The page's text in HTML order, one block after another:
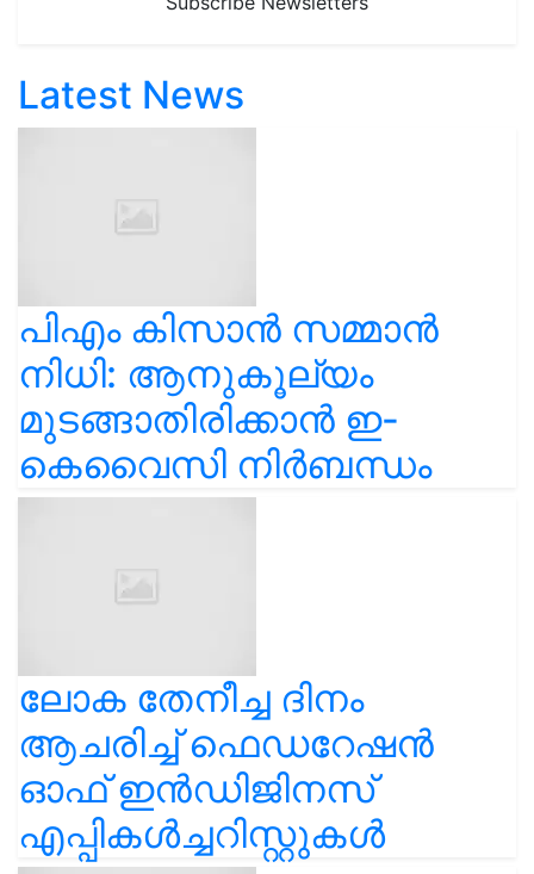
Latest News
പിഎം കിസാൻ സമ്മാൻ
നിധി: ആനുകൂല്യം
മുടങ്ങാതിരിക്കാൻ ഇ-
കെവൈസി നിർബന്ധം
ലോക തേനീച്ച ദിനം
ആചരിച്ച് ഫെഡറേഷൻ
ഓഫ് ഇൻഡിജിനസ്
എപ്പികൾച്ചറിസ്റ്റുകൾ